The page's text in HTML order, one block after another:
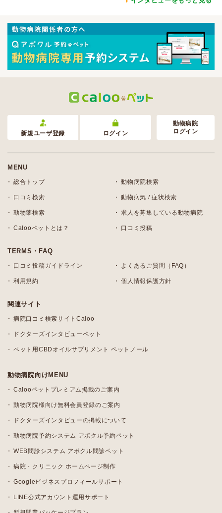
新規ユーザ登録 ログイン
動物病院
ログイン
MENU
総合トップ 動物病院検索
口コミ検索 動物病気 / 症状検索
動物薬検索 求人を募集している動物病院
Calooペットとは？ 口コミ投稿
TERMS・FAQ
口コミ投稿ガイドライン よくあるご質問（FAQ）
利用規約 個人情報保護方針
関連サイト
病院口コミ検索サイトCaloo
ドクターズインタビューペット
ペット用CBDオイルサプリメント ペットノール
動物病院向けMENU
Calooペットプレミアム掲載のご案内
動物病院様向け無料会員登録のご案内
ドクターズインタビューの掲載について
動物病院予約システム アポクル予約ペット
WEB問診システム アポクル問診ペット
病院・クリニック ホームページ制作
Googleビジネスプロフィールサポート
LINE公式アカウント運用サポート